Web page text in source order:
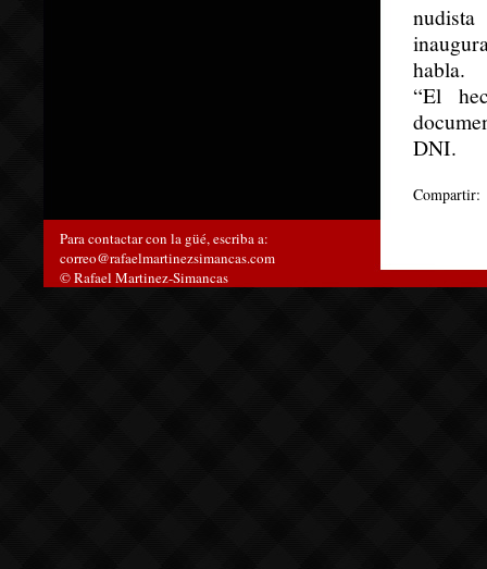
habla.
“El
DNI.
Compartir:
Para contactar con la güé, escriba a:
correo@rafaelmartinezsimancas.com
© Rafael Martinez-Simancas